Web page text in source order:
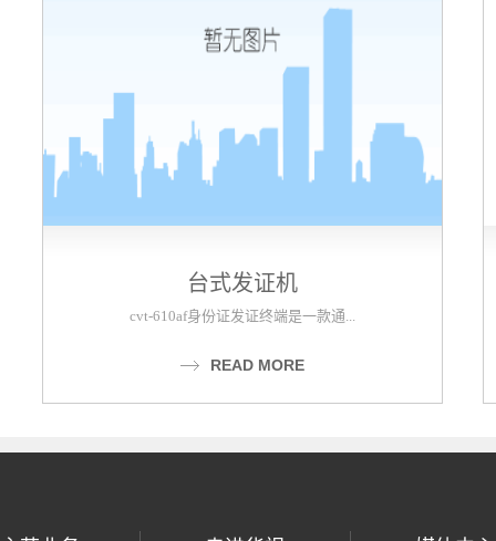
台式发证机
cvt-610af身份证发证终端是一款通...
READ MORE